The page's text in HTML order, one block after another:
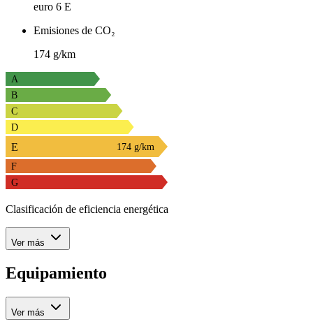
euro 6 E
Emisiones de CO₂
174 g/km
A
B
C
D
E
174 g/km
F
G
Clasificación de eficiencia energética
Ver más
Equipamiento
Ver más